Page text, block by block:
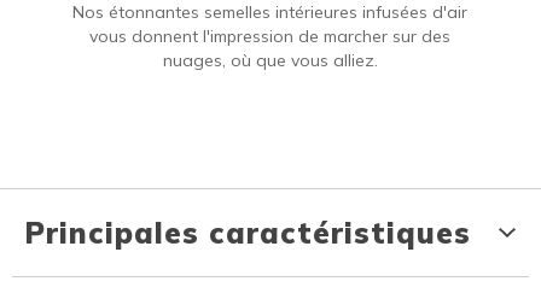
Nos étonnantes semelles intérieures infusées d'air
vous donnent l'impression de marcher sur des
nuages, où que vous alliez.
Principales caractéristiques